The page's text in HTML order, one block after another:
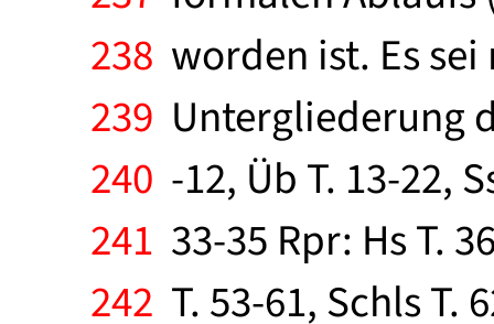
238 worden ist. Es
239 Untergliederung
240 -12, Üb T. 13-22,
241 33-35 Rpr: Hs T.
242 T. 53-61, Schls T.